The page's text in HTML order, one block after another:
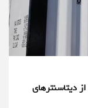
دیتاسنترهای